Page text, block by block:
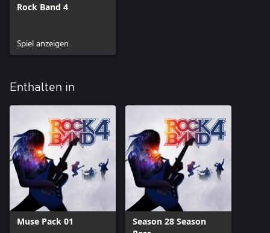
Rock Band 4
Spiel anzeigen
Enthalten in
Muse Pack 01
Season 28 Season